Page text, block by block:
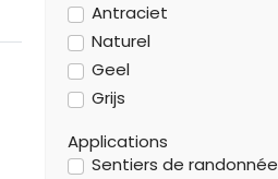
Antraciet
Naturel
Geel
Grijs
Applications
Sentiers de randonnée